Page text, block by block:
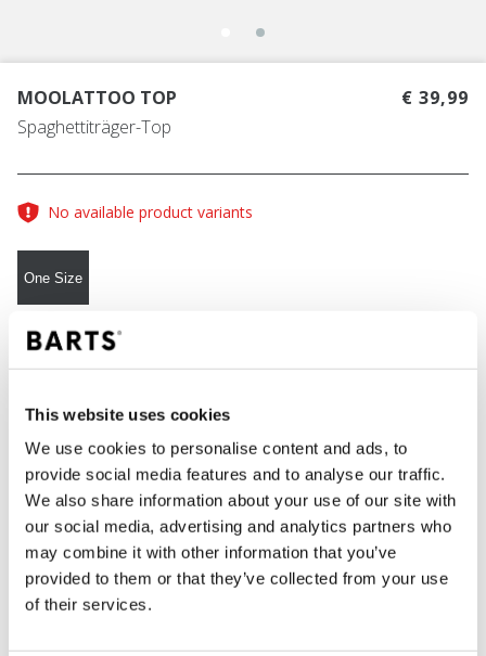
This website uses cookies
We use cookies to personalise content and ads, to
provide social media features and to analyse our traffic.
We also share information about your use of our site with
our social media, advertising and analytics partners who
may combine it with other information that you’ve
provided to them or that they’ve collected from your use
of their services.
MOOLATTOO TOP
Spaghettiträger-Top
€ 39,99
No available product variants
One Size
FARBEblack
IN DEN WARENKORB
Bestellungen, die vor 12 Uhr MEZ (Montag bis
Freitag) bei uns eingehen, werden noch am selben
Tag versandt
innerhalb Deutschland